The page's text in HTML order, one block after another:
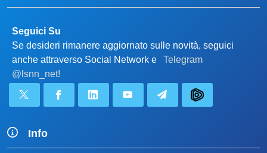
Seguici Su
Se desideri rimanere aggiornato sulle novità, seguici
anche attraverso Social Network e
Telegram
@lsnn_net!
Info